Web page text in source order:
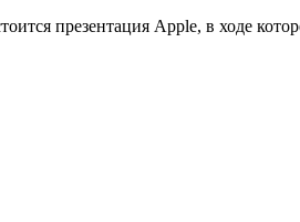
презентация Apple, в ходе